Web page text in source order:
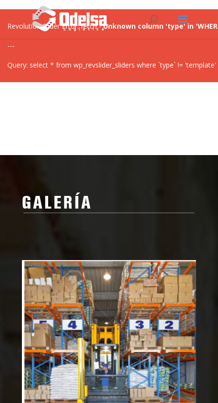
Revolution Slider Error: fetch -Unknown column 'type' in
---
Query: select * from wp_revslider_sliders where `type` !=
GALERÍA